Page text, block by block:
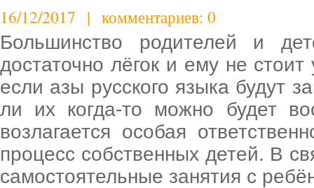
16/12/2017 | комментариев: 0
Большинство родителей и
достаточно лёгок и ему не
если азы русского языка будут
ли их когда-то можно будет
возлагается особая
процесс собственных детей. В
самостоятельные занятия с